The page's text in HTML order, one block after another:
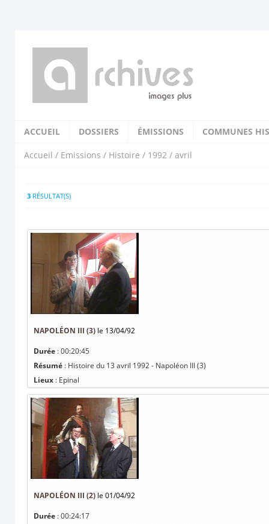
ACCUEIL DOSSIERS ÉMISSIONS COMMUNES
Accueil / Emissions / Histoire / 1992 / avril
3 RÉSULTAT(S)
NAPOLÉON III (3) le 13/04/92
Durée : 00:20:45
Résumé : Histoire du 13 avril 1992 - Napoléon III (3)
Lieux : Epinal
NAPOLÉON III (2) le 01/04/92
Durée : 00:24:17